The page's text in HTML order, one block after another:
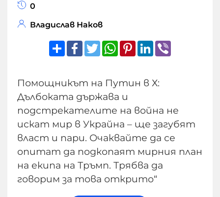
0
Владислав Наков
ShareFacebook
TwitterWhatsApp
Pinterest
LinkedIn
Помощникът на Путин в Х:
Дълбоката държава и
подстрекателите на война не
искат мир в Украйна – ще загубят
власт и пари. Очаквайте да се
опитат да подкопаят мирния план
на екипа на Тръмп. Трябва да
говорим за това открито“